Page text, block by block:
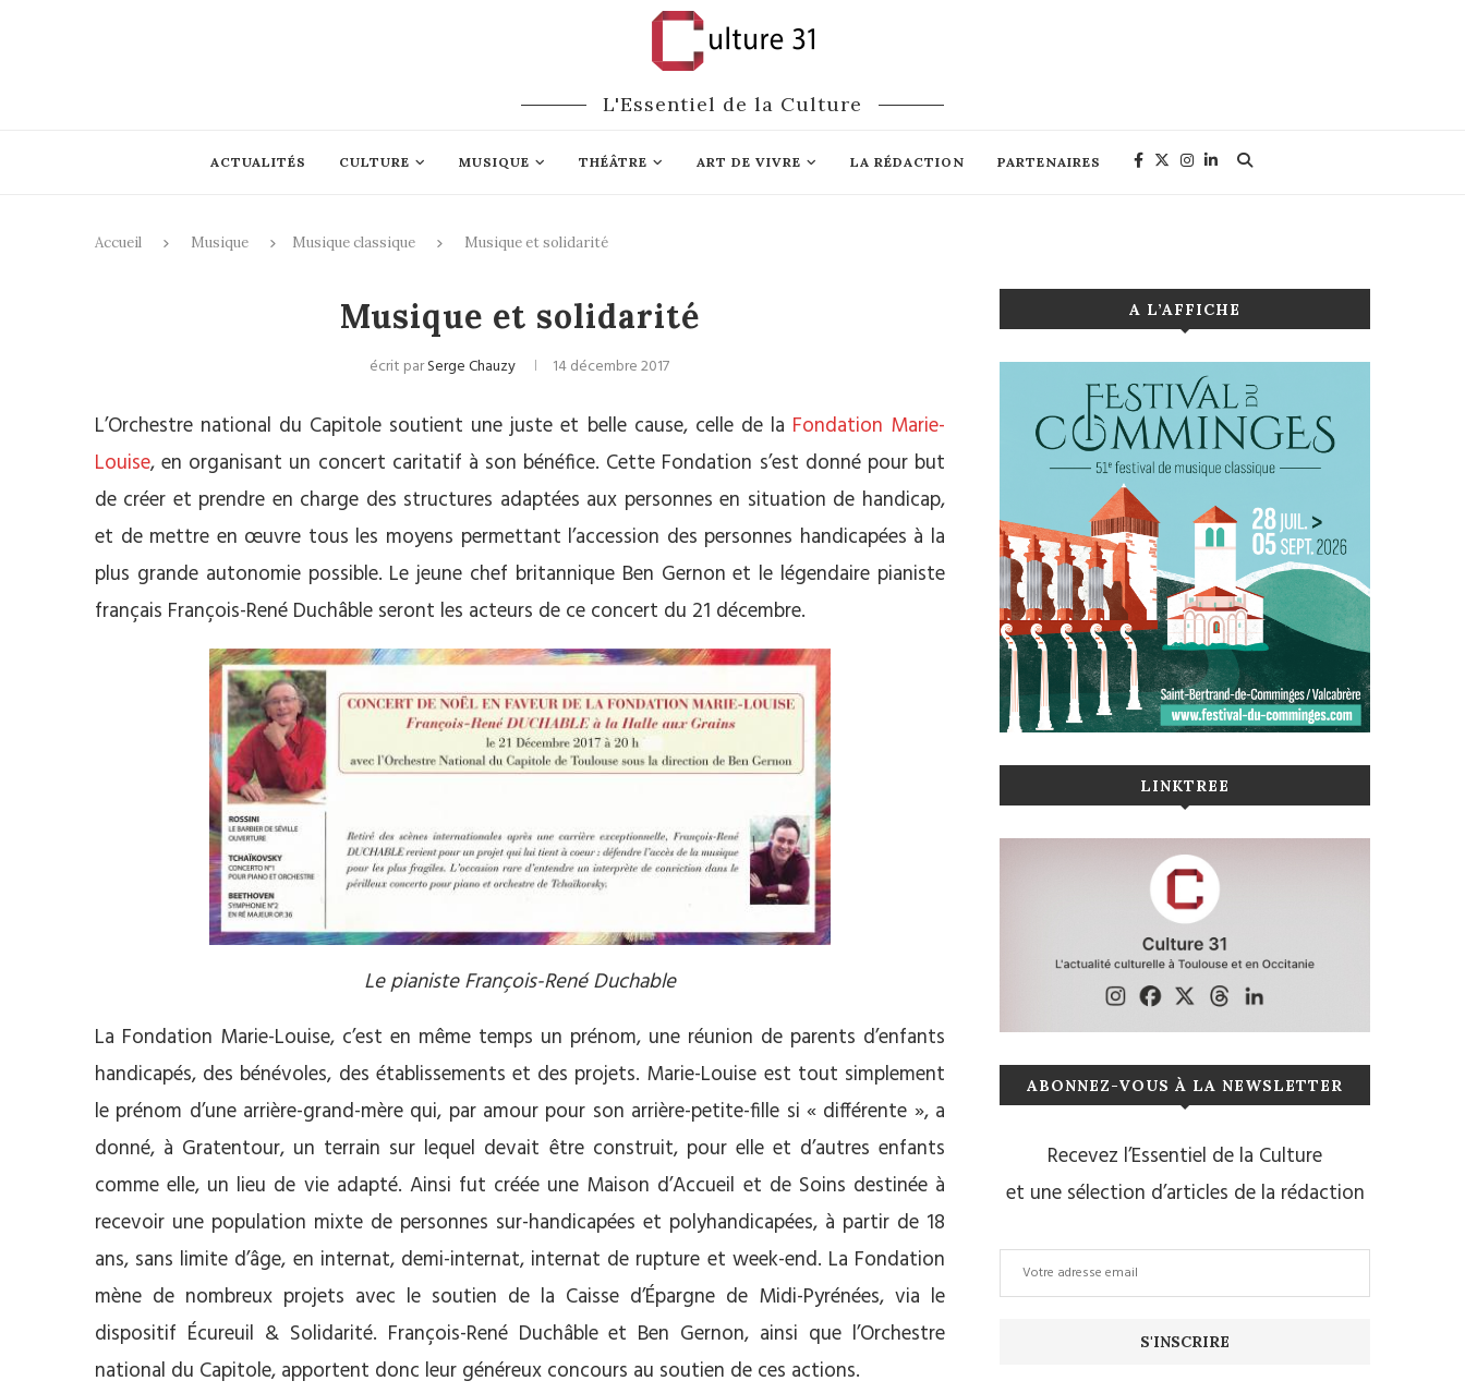
L'Essentiel de la Culture
ACTUALITÉS CULTURE MUSIQUE THÉÂTRE ART DE VIVRE LA RÉDACTION PARTENAIRES
Accueil Musique Musique classique Musique et solidarité
Musique et solidarité
écrit parSerge Chauzy 14 décembre 2017
L’Orchestre national du Capitole soutient une juste et belle cause, celle de la Fondation Marie-
Louise, en organisant un concert caritatif à son bénéfice. Cette Fondation s’est donné pour but
de créer et prendre en charge des structures adaptées aux personnes en situation de handicap,
et de mettre en œuvre tous les moyens permettant l’accession des personnes handicapées à la
plus grande autonomie possible. Le jeune chef britannique Ben Gernon et le légendaire pianiste
français François-René Duchâble seront les acteurs de ce concert du 21 décembre.
Le pianiste François-René Duchable
La Fondation Marie-Louise, c’est en même temps un prénom, une réunion de parents d’enfants
handicapés, des bénévoles, des établissements et des projets. Marie-Louise est tout simplement
le prénom d’une arrière-grand-mère qui, par amour pour son arrière-petite-fille si « différente », a
donné, à Gratentour, un terrain sur lequel devait être construit, pour elle et d’autres enfants
comme elle, un lieu de vie adapté. Ainsi fut créée une Maison d’Accueil et de Soins destinée à
recevoir une population mixte de personnes sur-handicapées et polyhandicapées, à partir de 18
ans, sans limite d’âge, en internat, demi-internat, internat de rupture et week-end. La Fondation
mène de nombreux projets avec le soutien de la Caisse d’Épargne de Midi-Pyrénées, via le
dispositif Écureuil & Solidarité. François-René Duchâble et Ben Gernon, ainsi que l’Orchestre
national du Capitole, apportent donc leur généreux concours au soutien de ces actions.
A L’AFFICHE
LINKTREE
ABONNEZ-VOUS À LA NEWSLETTER
Recevez l’Essentiel de la Culture
et une sélection d’articles de la rédaction